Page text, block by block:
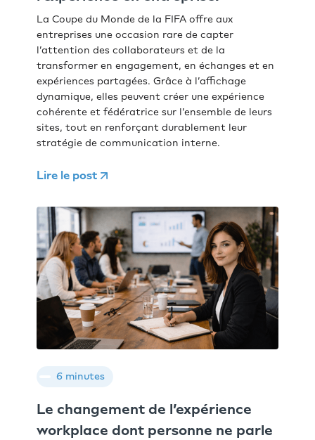
La Coupe du Monde de la FIFA offre aux
entreprises une occasion rare de capter
l’attention des collaborateurs et de la
transformer en engagement, en échanges et en
expériences partagées. Grâce à l’affichage
dynamique, elles peuvent créer une expérience
cohérente et fédératrice sur l’ensemble de leurs
sites, tout en renforçant durablement leur
stratégie de communication interne.
Lire le post
6 minutes
Le changement de l’expérience
workplace dont personne ne parle